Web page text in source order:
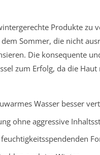
Produkte zu
Sommer, die nicht
Die konsequente
zum Erfolg, da die
Wasser besser
ohne aggressive